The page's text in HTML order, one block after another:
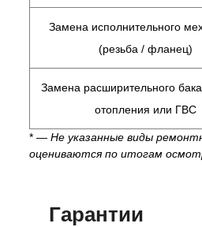
Замена исполнительного
(резьба / фланец)
Замена расширительного
отопления или ГВС
* — Не указанные виды
оцениваются по итогам
Гарантии